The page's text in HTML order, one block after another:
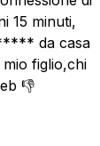
15 minuti,
da casa
figlio,chi
👎